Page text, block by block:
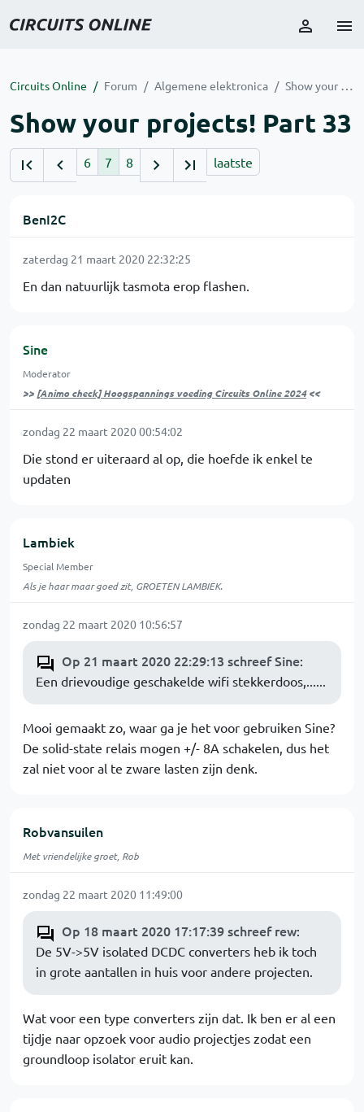
Circuits Online Forum Algemene elektronica Show your projects! Part 33
Show your projects! Part 33
6 7 8 laatste
BenI2C
zaterdag 21 maart 2020 22:32:25
En dan natuurlijk tasmota erop flashen.
Sine
Moderator
>> [Animo check] Hoogspannings voeding Circuits Online 2024<<
zondag 22 maart 2020 00:54:02
Die stond er uiteraard al op, die hoefde ik enkel te
updaten
Lambiek
Special Member
Als je haar maar goed zit, GROETEN LAMBIEK.
zondag 22 maart 2020 10:56:57
Op 21 maart 2020 22:29:13 schreef Sine:
Een drievoudige geschakelde wifi stekkerdoos,......
Mooi gemaakt zo, waar ga je het voor gebruiken Sine?
De solid-state relais mogen +/- 8A schakelen, dus het
zal niet voor al te zware lasten zijn denk.
Robvansuilen
Met vriendelijke groet, Rob
zondag 22 maart 2020 11:49:00
Op 18 maart 2020 17:17:39 schreef rew:
De 5V->5V isolated DCDC converters heb ik toch
in grote aantallen in huis voor andere projecten.
Wat voor een type converters zijn dat. Ik ben er al een
tijdje naar opzoek voor audio projectjes zodat een
groundloop isolator eruit kan.